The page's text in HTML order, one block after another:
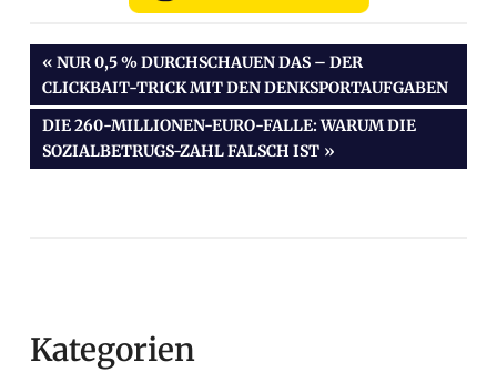
Beitragsnavigation
VORHERIGER
BEITRAG:
NUR 0,5 % DURCHSCHAUEN DAS – DER
CLICKBAIT-TRICK MIT DEN DENKSPORTAUFGABEN
NÄCHSTER
BEITRAG:
DIE 260-MILLIONEN-EURO-FALLE: WARUM DIE
SOZIALBETRUGS-ZAHL FALSCH IST
Kategorien